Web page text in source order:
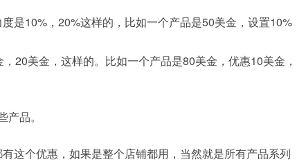
是10%，20%这样的，比如一个产品是50美金，设置10%
20美金，这样的。比如一个产品是80美金，优惠10美金，
品。
这个优惠，如果是整个店铺都用，当然就是所有产品系列